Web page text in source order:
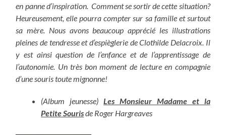
en panne d’inspiration. Comment se sortir de cette situation?
Heureusement, elle pourra compter sur sa famille et surtout
sa mère. Nous avons beaucoup apprécié les illustrations
pleines de tendresse et d’espièglerie de Clothilde Delacroix. Il
y est ainsi question de l’enfance et de l’apprentissage de
l’autonomie. Un très bon moment de lecture en compagnie
d’une souris toute mignonne!
(Album jeunesse) Les Monsieur Madame et la
Petite Sourisde Roger Hargreaves